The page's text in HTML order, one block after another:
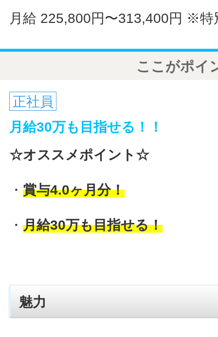
月給 225,800円〜313,400円 ※特
ここがポイ
正社員
月給30万も目指せる！！
☆オススメポイント☆
・賞与4.0ヶ月分！
・月給30万も目指せる！
魅力